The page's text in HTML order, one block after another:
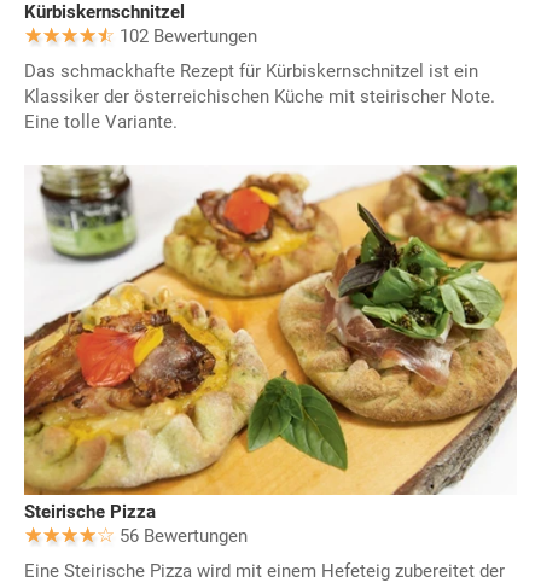
Kürbiskernschnitzel
102 Bewertungen
Das schmackhafte Rezept für Kürbiskernschnitzel ist ein
Klassiker der österreichischen Küche mit steirischer Note.
Eine tolle Variante.
Steirische Pizza
56 Bewertungen
Eine Steirische Pizza wird mit einem Hefeteig zubereitet der